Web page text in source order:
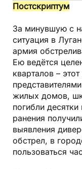
Постскриптум
За минувшую с
ситуация в
армия
Ею ведётся
кварталов –
жилых домов,
погибли
ранения
выявления
обстрел, в
пользоваться